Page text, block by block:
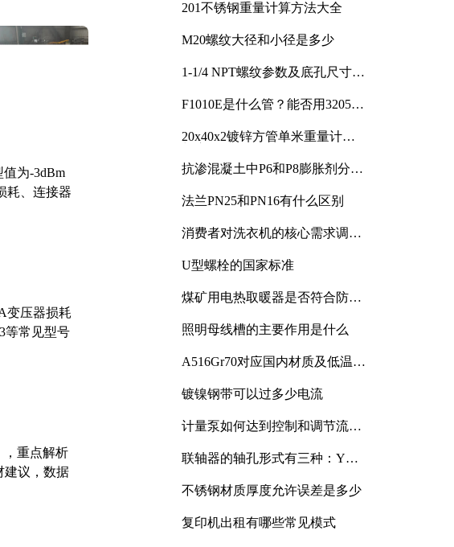
为-3dBm
耗、连接器
变压器损耗
等常见型号
，重点解析
建议，数据
201不锈钢重量计算方法大全
M20螺纹大径和小径是多少
1-1/4 NPT螺纹参数及底孔尺寸详
F1010E是什么管？能否用3205或
20x40x2镀锌方管单米重量计算
抗渗混凝土中P6和P8膨胀剂分别
法兰PN25和PN16有什么区别
消费者对洗衣机的核心需求调研
U型螺栓的国家标准
煤矿用电热取暖器是否符合防爆
照明母线槽的主要作用是什么
A516Gr70对应国内材质及低温冲
镀镍钢带可以过多少电流
计量泵如何达到控制和调节流量
联轴器的轴孔形式有三种：Y
不锈钢材质厚度允许误差是多少
复印机出租有哪些常见模式